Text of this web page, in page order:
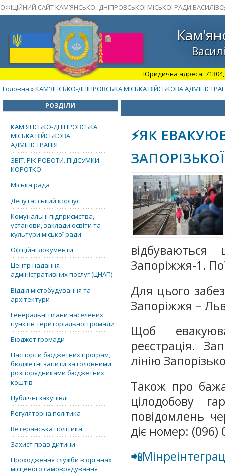
ОФІЦІЙНИЙ САЙТ КАМ’ЯНСЬКО–ДНІПРОВСЬКОЇ МІСЬКОЇ РАДИ
Юридична адреса: 71304,
Головна »КАМ'ЯНСЬКО-ДНІПРОВСЬКА МІСЬКА ВІЙСЬКОВА
РОЗДІЛИ
КАМ'ЯНСЬКО-ДНІПРОВСЬКА
МІСЬКА ВІЙСЬКОВА
АДМІНІСТРАЦІЯ
ЗВІТ. РІК РОБОТИ. ПІДСУМКИ.
КОРОТКО
Міська рада
Депутатський корпус
Комунальні підприємства,
установи, заклади освіти та
культури міської ради
Офіційні документи
Центр надання
адміністративних послуг (ЦНАП)
Відділ містобудування та
архітектури
Генеральні плани населених
пунктів територіальної громади
Бюджет громади
Паспорти бюджетних програм,
бюджетні запити за головними
розпорядниками бюджетних
коштів
Публічні закупівлі
Регуляторна політика
Ветеранська політика
Захист прав дитини
Проходження служби в органах
місцевого самоврядування
⚡️ЯК
Запоріжжя-1.
Для цього
Запоріжжя –
Щоб
реєстрація.
лінію
Також про
цілодобову
повідомлень
діє номер: (096)